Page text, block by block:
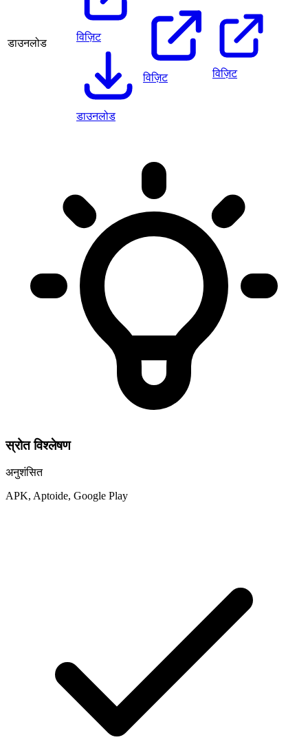
डाउनलोड
विज़िट
डाउनलोड
विज़िट विज़िट
स्रोत विश्लेषण
अनुशंसित
APK, Aptoide, Google Play